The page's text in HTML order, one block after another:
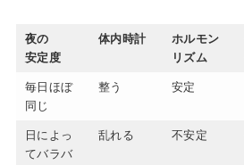
夜の
安定度
体内時計
ホルモン
リズム
毎日ほぼ
同じ
整う 安定
日によっ
てバラバ
乱れる 不安定